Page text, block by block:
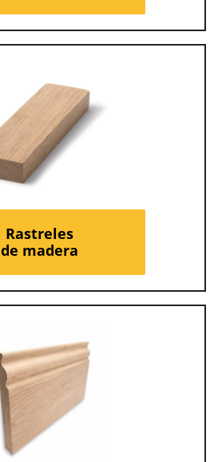
Rastreles
de madera